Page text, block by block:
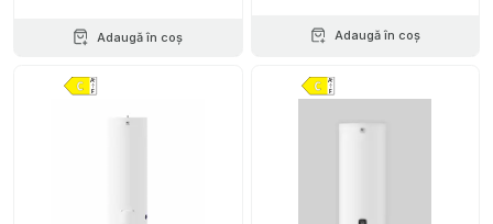
Adaugă în coș Adaugă în coș